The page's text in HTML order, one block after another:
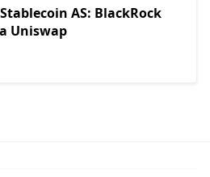
AS: BlackRock
Uniswap